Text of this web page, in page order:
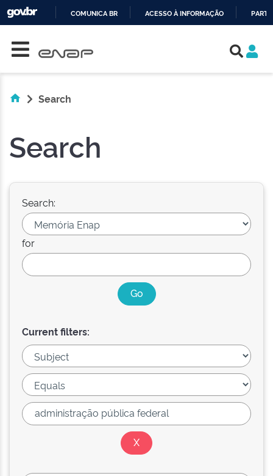
COMUNICA BR ACESSO À INFORMAÇÃO
Search
Search
Search:
for
Current filters: